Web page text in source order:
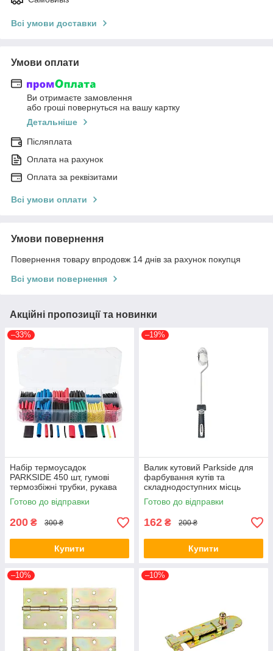
Всі умови доставки
Умови оплати
Ви отримаєте замовлення
або гроші повернуться на вашу картку
Детальніше
Післяплата
Оплата на рахунок
Оплата за реквізитами
Всі умови оплати
Умови повернення
Повернення товару впродовж 14 днів за рахунок покупця
Всі умови повернення
Акційні пропозиції та новинки
–33%
Набір термоусадок
PARKSIDE 450 шт, гумові
термозбіжні трубки, рукава
Готово до відправки
200 ₴ 300 ₴
Купити
–19%
Валик кутовий Parkside для
фарбування кутів та
складнодоступних місць
Готово до відправки
162 ₴ 200 ₴
Купити
–10% –10%